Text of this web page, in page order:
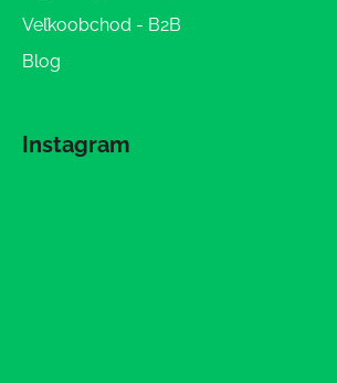
Veľkoobchod - B2B
Blog
Instagram